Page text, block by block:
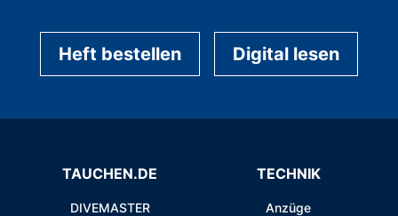
Heft bestellen Digital lesen
TAUCHEN.DE
DIVEMASTER
TECHNIK
Anzüge